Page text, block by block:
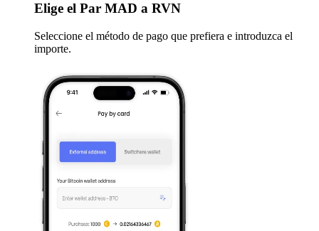
Elige el Par MAD a RVN
Seleccione el método de pago que prefiera e introduzca el
importe.